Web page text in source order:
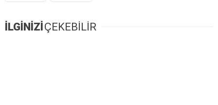
İLGİNİZİÇEKEBİLİR